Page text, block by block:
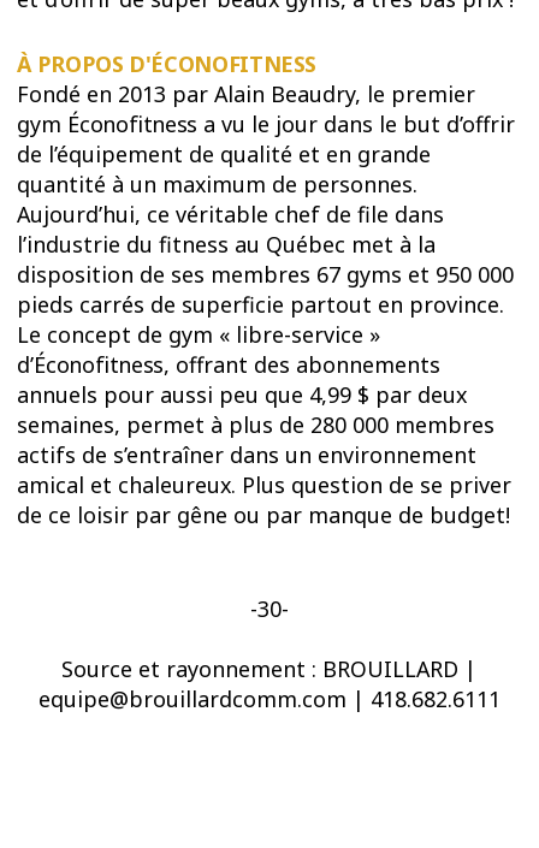
À PROPOS D'ÉCONOFITNESS
Fondé en 2013 par Alain Beaudry, le premier
gym Éconofitness a vu le jour dans le but d’offrir
de l’équipement de qualité et en grande
quantité à un maximum de personnes.
Aujourd’hui, ce véritable chef de file dans
l’industrie du fitness au Québec met à la
disposition de ses membres 67 gyms et 950 000
pieds carrés de superficie partout en province.
Le concept de gym « libre-service »
d’Éconofitness, offrant des abonnements
annuels pour aussi peu que 4,99 $ par deux
semaines, permet à plus de 280 000 membres
actifs de s’entraîner dans un environnement
amical et chaleureux. Plus question de se priver
de ce loisir par gêne ou par manque de budget!
-30-
Source et rayonnement : BROUILLARD |
equipe@brouillardcomm.com | 418.682.6111